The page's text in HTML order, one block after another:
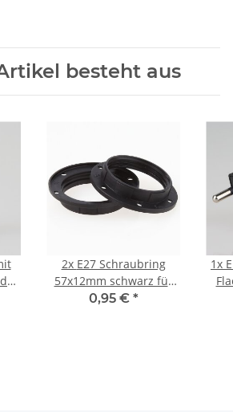
besteht aus
2x E27 Schraubring
57x12mm schwarz für
Kunststoff
0,95 € *
1x